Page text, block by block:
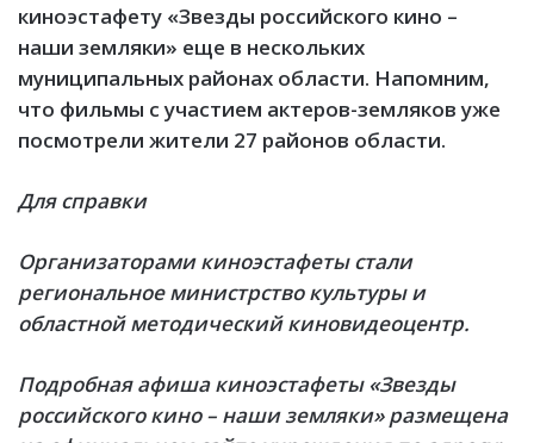
киноэстафету «Звезды российского кино –
наши земляки» еще в нескольких
муниципальных районах области. Напомним,
что фильмы с участием актеров-земляков уже
посмотрели жители 27 районов области.
Для справки
Организаторами киноэстафеты стали
региональное министрство культуры и
областной методический киновидеоцентр.
Подробная афиша киноэстафеты «Звезды
российского кино – наши земляки» размещена